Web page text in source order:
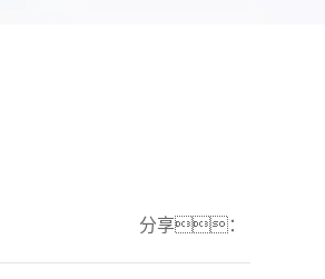
分享：